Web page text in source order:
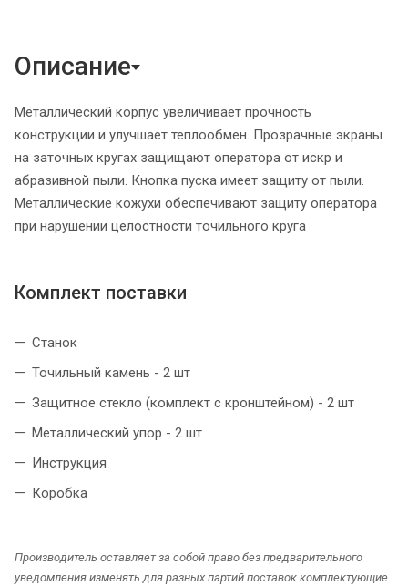
Описание
Металлический корпус увеличивает прочность
конструкции и улучшает теплообмен. Прозрачные экраны
на заточных кругах защищают оператора от искр и
абразивной пыли. Кнопка пуска имеет защиту от пыли.
Металлические кожухи обеспечивают защиту оператора
при нарушении целостности точильного круга
Комплект поставки
Станок
Точильный камень - 2 шт
Защитное стекло (комплект с кронштейном) - 2 шт
Металлический упор - 2 шт
Инструкция
Коробка
Производитель оставляет за собой право без предварительного
уведомления изменять для разных партий поставок комплектующие